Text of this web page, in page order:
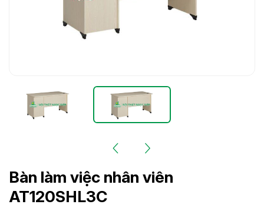
Bàn làm việc nhân viên
AT120SHL3C